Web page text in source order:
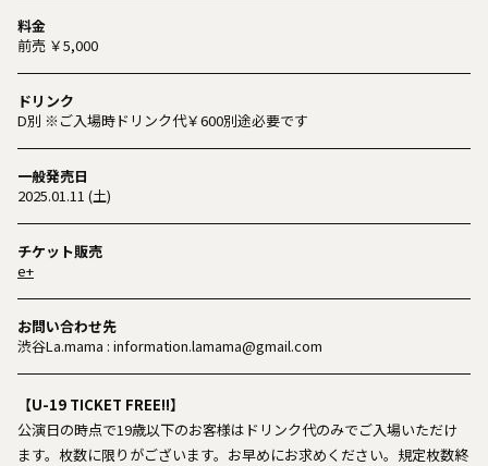
料金
前売 ￥5,000
ドリンク
D別 ※ご入場時ドリンク代￥600別途必要です
一般発売日
2025.01.11 (土)
チケット販売
e+
お問い合わせ先
渋谷La.mama : information.lamama@gmail.com
【U-19 TICKET FREE!!】
公演日の時点で19歳以下のお客様はドリンク代のみでご入場いただけ
ます。枚数に限りがございます。お早めにお求めください。規定枚数終